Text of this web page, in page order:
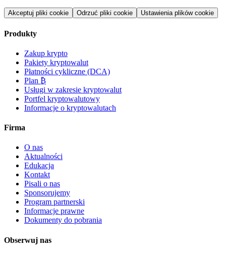
Akceptuj pliki cookie Odrzuć pliki cookie Ustawienia plików cookie
Produkty
Zakup krypto
Pakiety kryptowalut
Płatności cykliczne (DCA)
Plan ₿
Usługi w zakresie kryptowalut
Portfel kryptowalutowy
Informacje o kryptowalutach
Firma
O nas
Aktualności
Edukacja
Kontakt
Pisali o nas
Sponsorujemy
Program partnerski
Informacje prawne
Dokumenty do pobrania
Obserwuj nas